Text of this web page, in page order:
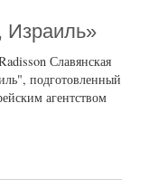
Славянская
подготовленный
агентством